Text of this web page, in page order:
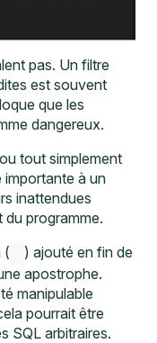
pas. Un filtre
est souvent
que les
dangereux.
tout simplement
importante à un
inattendues
du programme.
(
) ajouté en fin de
apostrophe.
manipulable
pourrait être
SQL arbitraires.